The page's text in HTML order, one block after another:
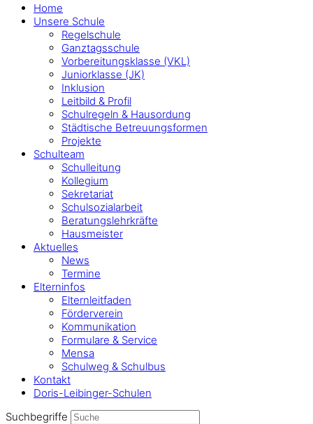
Home
Unsere Schule
Regelschule
Ganztagsschule
Vorbereitungsklasse (VKL)
Juniorklasse (JK)
Inklusion
Leitbild & Profil
Schulregeln & Hausordung
Städtische Betreuungsformen
Projekte
Schulteam
Schulleitung
Kollegium
Sekretariat
Schulsozialarbeit
Beratungslehrkräfte
Hausmeister
Aktuelles
News
Termine
Elterninfos
Elternleitfaden
Förderverein
Kommunikation
Formulare & Service
Mensa
Schulweg & Schulbus
Kontakt
Doris-Leibinger-Schulen
Suchbegriffe